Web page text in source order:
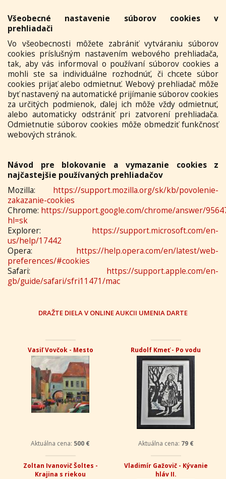
Všeobecné nastavenie súborov cookies v
prehliadači
Vo všeobecnosti môžete zabrániť vytváraniu súborov
cookies príslušným nastavením webového prehliadača,
tak, aby vás informoval o používaní súborov cookies a
mohli ste sa individuálne rozhodnúť, či chcete súbor
cookies prijať alebo odmietnuť. Webový prehliadač môže
byť nastavený na automatické prijímanie súborov cookies
za určitých podmienok, ďalej ich môže vždy odmietnuť,
alebo automaticky odstrániť pri zatvorení prehliadača.
Odmietnutie súborov cookies môže obmedziť funkčnosť
webových stránok.
Návod pre blokovanie a vymazanie cookies z
najčastejšie používaných prehliadačov
Mozilla: https://support.mozilla.org/sk/kb/povolenie-
zakazanie-cookies
Chrome: https://support.google.com/chrome/answer/
hl=sk
Explorer: https://support.microsoft.com/en-
us/help/17442
Opera: https://help.opera.com/en/latest/web-
preferences/#cookies
Safari: https://support.apple.com/en-
gb/guide/safari/sfri11471/mac
DRAŽTE DIELA V ONLINE AUKCII UMENIA DARTE
Vasiľ Vovčok - Mesto
Aktuálna cena: 500 €
Rudolf Kmeť - Po vodu
Aktuálna cena: 79 €
Zoltan Ivanovič Šoltes -
Krajina s riekou
Vladimír Gažovič - Kývanie
hláv II.